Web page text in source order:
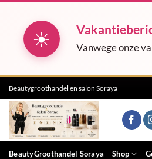
☀ Vanwege onze
Ga
naar
inhoud
Beautygroothandel en salon Soraya
BeautyGroothandel Soraya Shop